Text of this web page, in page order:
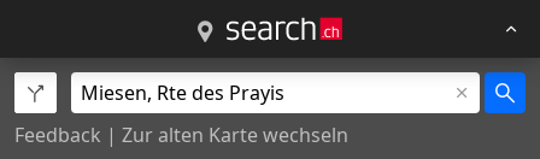
Feedback | Zur alten Karte wechseln